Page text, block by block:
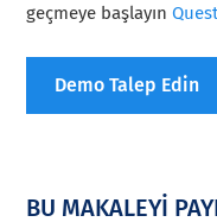
geçmeye başlayın
Demo Talep Edin
BU MAKALEYİ